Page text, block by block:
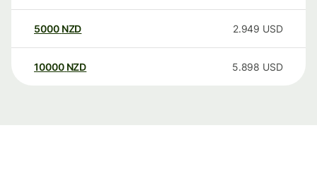
5000 NZD 2.949 USD
10000 NZD 5.898 USD